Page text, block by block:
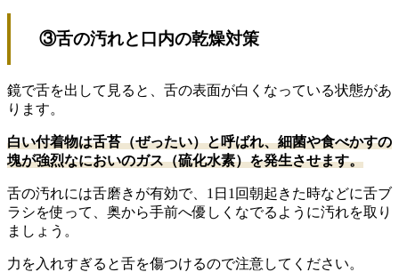
③舌の汚れと口内の乾燥対策
鏡で舌を出して見ると、舌の表面が白くなっている状態があ
ります。
白い付着物は舌苔（ぜったい）と呼ばれ、細菌や食べかすの
塊が強烈なにおいのガス（硫化水素）を発生させます。
舌の汚れには舌磨きが有効で、1日1回朝起きた時などに舌ブ
ラシを使って、奥から手前へ優しくなでるように汚れを取り
ましょう。
力を入れすぎると舌を傷つけるので注意してください。